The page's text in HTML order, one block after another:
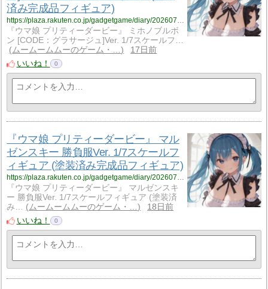
済み完成品フィギュア)
『ウマ娘 プリティーダービー』 ミホノブルボ
ン [CODE：グラサージュ]Ver. 1/7スケールフ…
ムームームムーのゲーム・…
17日前
いいね！
0
『ウマ娘 プリティーダービー』 マル
ゼンスキー 勝負服Ver. 1/7スケールフ
ィギュア (塗装済み完成品フィギュア)
『ウマ娘 プリティーダービー』 マルゼンスキ
ー 勝負服Ver. 1/7スケールフィギュア (塗装済
み…
ムームームムーのゲーム・…
18日前
いいね！
0